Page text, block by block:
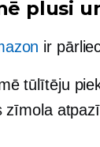
plusi
ir
tūlītēju
zīmola